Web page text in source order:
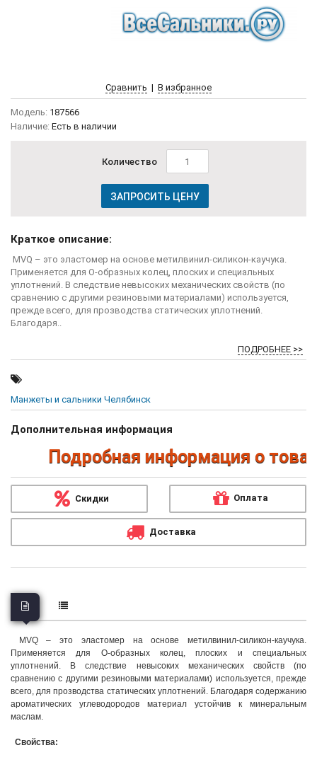
Сравнить | В избранное
Модель: 187566
Наличие: Есть в наличии
Количество
ЗАПРОСИТЬ ЦЕНУ
Краткое описание:
MVQ – это эластомер на основе метилвинил-силикон-каучука.
Применяется для О-образных колец, плоских и специальных
уплотнений. В следствие невысоких механических свойств (по
сравнению с другими резиновыми материалами) используется,
прежде всего, для прозводства статических уплотнений.
Благодаря..
ПОДРОБНЕЕ >>
Манжеты и сальники Челябинск
Дополнительная информация
Подробная информация о
Скидки Оплата
Доставка
MVQ – это эластомер на основе метилвинил-силикон-каучука.
Применяется для О-образных колец, плоских и специальных
уплотнений. В следствие невысоких механических свойств (по
сравнению с другими резиновыми материалами) используется, прежде
всего, для прозводства статических уплотнений. Благодаря содержанию
ароматических углеводородов материал устойчив к минеральным
маслам.
Свойства: